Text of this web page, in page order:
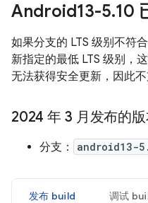
Android13-5.10
如果分支的 LTS 级别不符
新指定的最低 LTS 级别，
无法获得安全更新，因此不
2024 年 3 月发布的
分支： android13-
发布 build 调试